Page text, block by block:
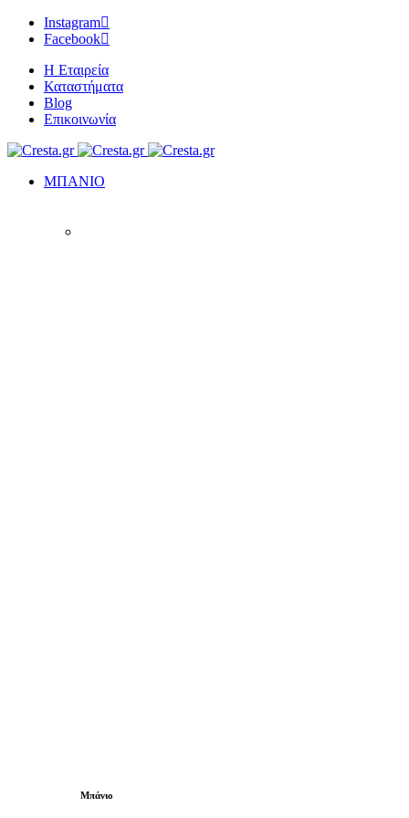
Instagram
Facebook
Η Εταιρεία
Καταστήματα
Blog
Επικοινωνία
ΜΠΑΝΙΟ
Μπάνιο